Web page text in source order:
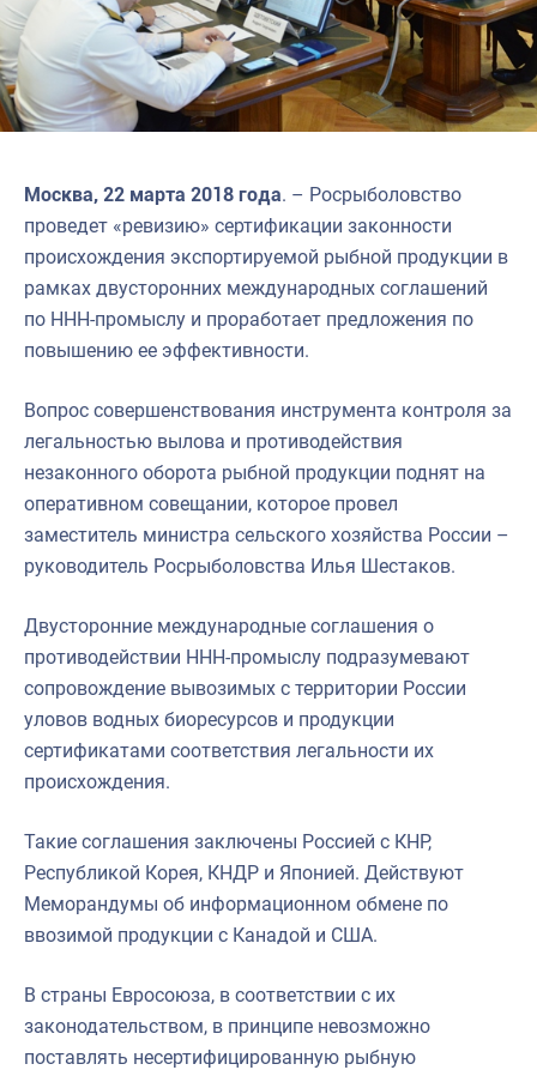
Москва, 22 марта 2018 года. – Росрыболовство
проведет «ревизию» сертификации законности
происхождения экспортируемой рыбной продукции в
рамках двусторонних международных соглашений
по ННН-промыслу и проработает предложения по
повышению ее эффективности.
Вопрос совершенствования инструмента контроля за
легальностью вылова и противодействия
незаконного оборота рыбной продукции поднят на
оперативном совещании, которое провел
заместитель министра сельского хозяйства России –
руководитель Росрыболовства Илья Шестаков.
Двусторонние международные соглашения о
противодействии ННН-промыслу подразумевают
сопровождение вывозимых с территории России
уловов водных биоресурсов и продукции
сертификатами соответствия легальности их
происхождения.
Такие соглашения заключены Россией с КНР,
Республикой Корея, КНДР и Японией. Действуют
Меморандумы об информационном обмене по
ввозимой продукции с Канадой и США.
В страны Евросоюза, в соответствии с их
законодательством, в принципе невозможно
поставлять несертифицированную рыбную